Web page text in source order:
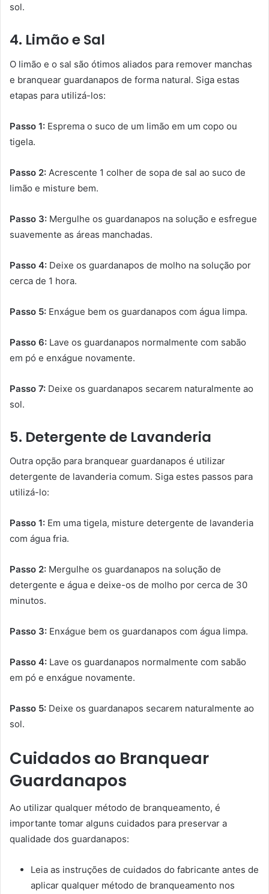
sol.
4. Limão e Sal
O limão e o sal são ótimos aliados para remover manchas
e branquear guardanapos de forma natural. Siga estas
etapas para utilizá-los:
Passo 1: Esprema o suco de um limão em um copo ou
tigela.
Passo 2: Acrescente 1 colher de sopa de sal ao suco de
limão e misture bem.
Passo 3: Mergulhe os guardanapos na solução e esfregue
suavemente as áreas manchadas.
Passo 4: Deixe os guardanapos de molho na solução por
cerca de 1 hora.
Passo 5: Enxágue bem os guardanapos com água limpa.
Passo 6: Lave os guardanapos normalmente com sabão
em pó e enxágue novamente.
Passo 7: Deixe os guardanapos secarem naturalmente ao
sol.
5. Detergente de Lavanderia
Outra opção para branquear guardanapos é utilizar
detergente de lavanderia comum. Siga estes passos para
utilizá-lo:
Passo 1: Em uma tigela, misture detergente de lavanderia
com água fria.
Passo 2: Mergulhe os guardanapos na solução de
detergente e água e deixe-os de molho por cerca de 30
minutos.
Passo 3: Enxágue bem os guardanapos com água limpa.
Passo 4: Lave os guardanapos normalmente com sabão
em pó e enxágue novamente.
Passo 5: Deixe os guardanapos secarem naturalmente ao
sol.
Cuidados ao Branquear
Guardanapos
Ao utilizar qualquer método de branqueamento, é
importante tomar alguns cuidados para preservar a
qualidade dos guardanapos:
Leia as instruções de cuidados do fabricante antes de
aplicar qualquer método de branqueamento nos